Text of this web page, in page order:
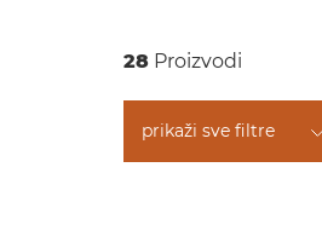
28 Proizvodi
prikaži sve filtre